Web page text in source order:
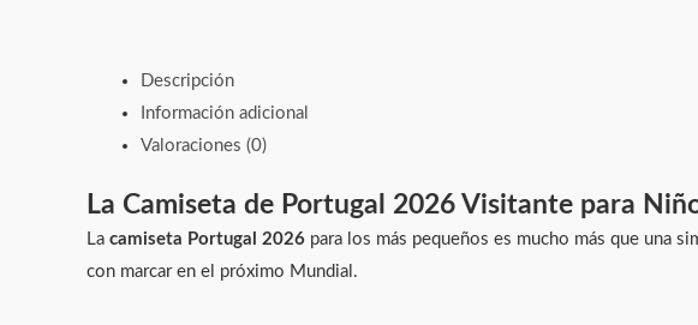
Descripción
Información adicional
Valoraciones (0)
La Camiseta de Portugal 2026 Visitante para
La camiseta Portugal 2026 para los más pequeños es mucho más que una
con marcar en el próximo Mundial.